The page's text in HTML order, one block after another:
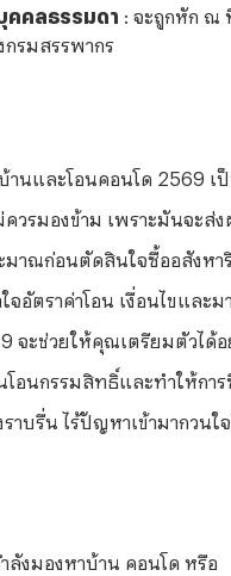
คคลธรรมดา : จะถูกหัก ณ
รมสรรพากร
านและโอนคอนโด 2569 เ
วรมองข้าม เพราะมันจะส่ง
มาณก่อนตัดสินใจซื้ออสังหา
จอัตราค่าโอน เงื่อนไขและม
จะช่วยให้คุณเตรียมตัวได้อ
โอนกรรมสิทธิ์และทำให้กา
ราบรื่น ไร้ปัญหาเข้ามากวนใ
ลังมองหาบ้าน คอนโด หรือ